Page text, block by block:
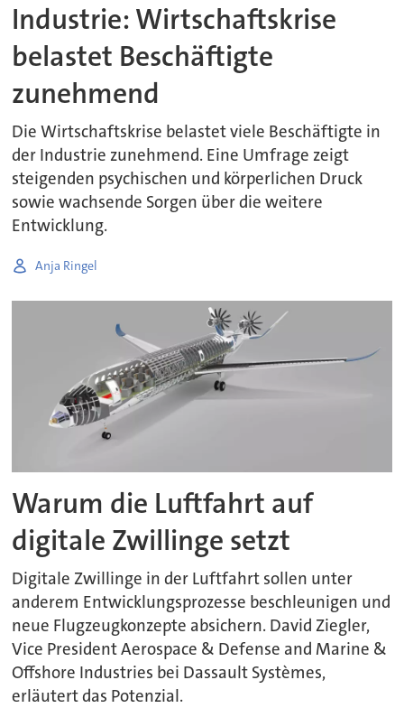
Industrie: Wirtschaftskrise
belastet Beschäftigte
zunehmend
Die Wirtschaftskrise belastet viele Beschäftigte in
der Industrie zunehmend. Eine Umfrage zeigt
steigenden psychischen und körperlichen Druck
sowie wachsende Sorgen über die weitere
Entwicklung.
Anja Ringel
Warum die Luftfahrt auf
digitale Zwillinge setzt
Digitale Zwillinge in der Luftfahrt sollen unter
anderem Entwicklungsprozesse beschleunigen und
neue Flugzeugkonzepte absichern. David Ziegler,
Vice President Aerospace & Defense and Marine &
Offshore Industries bei Dassault Systèmes,
erläutert das Potenzial.